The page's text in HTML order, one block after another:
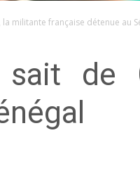
la militante française détenue au
sait de